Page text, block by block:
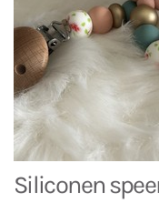
Siliconen